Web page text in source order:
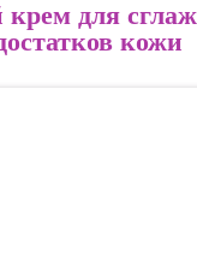
для
кожи